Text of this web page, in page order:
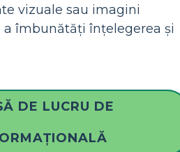
vizuale sau imagini
îmbunătăți înțelegerea și
DE LUCRU DE